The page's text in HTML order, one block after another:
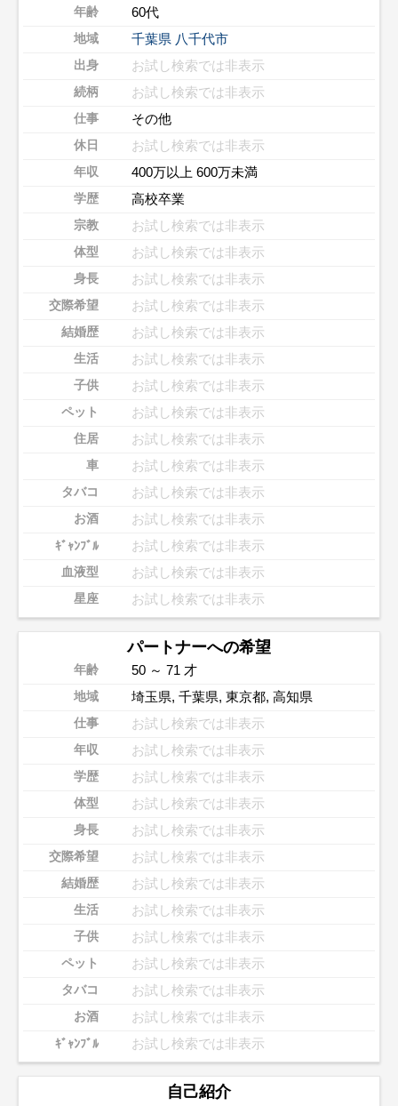
年齢 60代
地域 千葉県 八千代市
出身 お試し検索では非表示
続柄 お試し検索では非表示
仕事 その他
休日 お試し検索では非表示
年収 400万以上 600万未満
学歴 高校卒業
宗教 お試し検索では非表示
体型 お試し検索では非表示
身長 お試し検索では非表示
交際希望 お試し検索では非表示
結婚歴 お試し検索では非表示
生活 お試し検索では非表示
子供 お試し検索では非表示
ペット お試し検索では非表示
住居 お試し検索では非表示
車 お試し検索では非表示
タバコ お試し検索では非表示
お酒 お試し検索では非表示
ｷﾞｬﾝﾌﾞﾙ お試し検索では非表示
血液型 お試し検索では非表示
星座 お試し検索では非表示
パートナーへの希望
年齢 50 ～ 71 才
地域 埼玉県, 千葉県, 東京都, 高知県
仕事 お試し検索では非表示
年収 お試し検索では非表示
学歴 お試し検索では非表示
体型 お試し検索では非表示
身長 お試し検索では非表示
交際希望 お試し検索では非表示
結婚歴 お試し検索では非表示
生活 お試し検索では非表示
子供 お試し検索では非表示
ペット お試し検索では非表示
タバコ お試し検索では非表示
お酒 お試し検索では非表示
ｷﾞｬﾝﾌﾞﾙ お試し検索では非表示
自己紹介